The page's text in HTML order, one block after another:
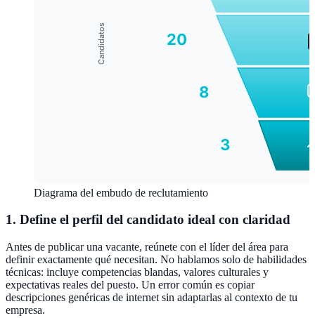
Diagrama del embudo de reclutamiento
1. Define el perfil del candidato ideal con claridad
Antes de publicar una vacante, reúnete con el líder del área para
definir exactamente qué necesitan. No hablamos solo de habilidades
técnicas: incluye competencias blandas, valores culturales y
expectativas reales del puesto. Un error común es copiar
descripciones genéricas de internet sin adaptarlas al contexto de tu
empresa.